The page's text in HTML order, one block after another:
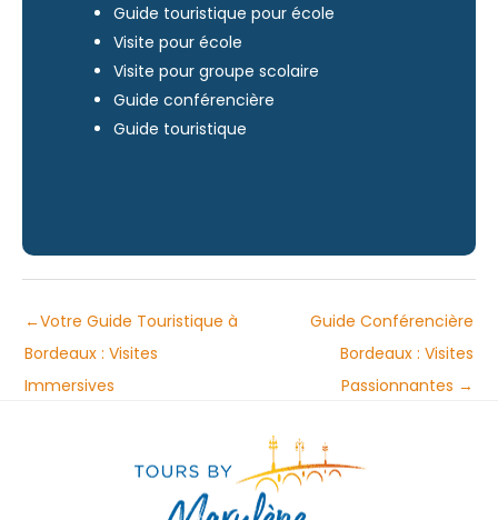
Guide touristique pour école
Visite pour école
Visite pour groupe scolaire
Guide conférencière
Guide touristique
←Votre Guide Touristique à
Bordeaux : Visites
Immersives
Guide Conférencière
Bordeaux : Visites
Passionnantes →